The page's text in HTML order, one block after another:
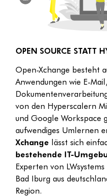
OPEN SOURCE STATT
Open-Xchange besteht
Anwendungen wie E-
von den Hyperscalern
und Google Workspace
aufwendiges Umlernen
Xchange lässt sich
bestehende IT-
Experten von
Bad Iburg aus
Region.